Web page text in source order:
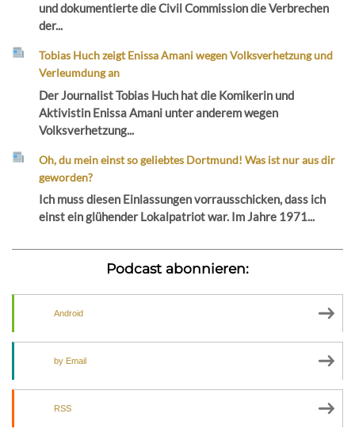
und dokumentierte die Civil Commission die Verbrechen
der...
Tobias Huch zeigt Enissa Amani wegen Volksverhetzung und
Verleumdung an
Der Journalist Tobias Huch hat die Komikerin und
Aktivistin Enissa Amani unter anderem wegen
Volksverhetzung...
Oh, du mein einst so geliebtes Dortmund! Was ist nur aus dir
geworden?
Ich muss diesen Einlassungen vorrausschicken, dass ich
einst ein glühender Lokalpatriot war. Im Jahre 1971...
Podcast abonnieren:
Android
by Email
RSS